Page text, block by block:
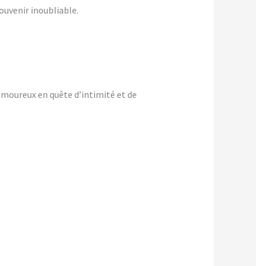
inoubliable.
en quête d’intimité et de